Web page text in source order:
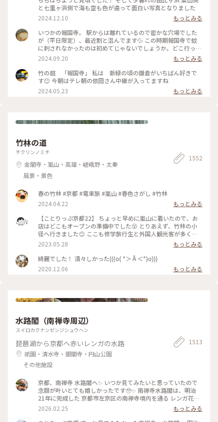
と七里ヶ浜側で海も空も色が違って面白い写真となりました
2024.12.10
もっとみる
いつかの報国寺。 駅からは離れているので密かな穴場でした
が（平日限定）、最近割と混んでます💦 この時期報国寺で蚊
に刺されなかったのは初めてじゃないでしょうか。どこ行っ
た〜🦟 #ことりっぷ旅2024 #鎌倉
2024.09.20
もっとみる
竹の庭 「報国寺」 私は 新緑の頃の鎌倉がいちばん好きで
す😊 今朝はテレ朝の依田さん中継が入ってますね
2024.05.23
もっとみる
竹林の道
チクリンノミチ
金閣寺・嵐山・高雄・嵯峨野・太秦
風景・景色
1552
春の竹林 #京都 #電車旅 #嵐山 #春色さがし #竹林
2024.04.22
もっとみる
【ことりっぷ京都22】 ちょっと早めに嵐山に着いたので、お
店はどこもオープンの準備中でした😵 とりあえず、竹林の小
径へ行きました😊 ここも修学旅行生と外国人観光客が多く、
特に中国系の方の声が竹林の中に響いていました🤫 竹林の小
径には人力車専用の道が整備されており、外国人観光客を乗せ
た人力車に出会いました😄 #私のことりっぷ旅 #京都 #竹林の
小径 #人力車 令和５年５月21日撮影
2023.05.28
もっとみる
綺麗でした！ 清々しかった(((o( *＞Å＜*)o)))
2020.12.06
もっとみる
水路閣（南禅寺周辺）
スイロカクナンゼンジシュウヘン
琵琶湖から京都へ赤いレンガの水路
祇園・清水寺・銀閣寺・円山公園
その他施設
1513
京都、南禅寺 水路閣へ✨ いつか見てみたいと思っていたので
念願が叶いとても嬉しかったです🥹✨ 南禅寺水路閣は、明治
21年に完成した 京都市左京区の南禅寺境内を通る レンガ花崗
岩造りのアーチ型水道橋。 琵琶湖疏水事業の一環として 田辺
朔郎氏が設計しました。 レトロなアーチがとても雰囲気があ
2026.02.25
もっとみる